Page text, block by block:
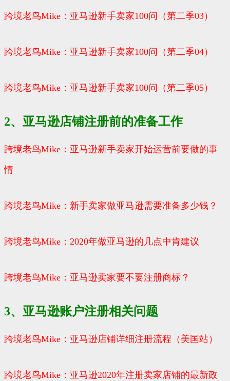
跨境老鸟Mike：亚马逊新手卖家100问（第二季03）
跨境老鸟Mike：亚马逊新手卖家100问（第二季04）
跨境老鸟Mike：亚马逊新手卖家100问（第二季05）
2、亚马逊店铺注册前的准备工作
跨境老鸟Mike：亚马逊新手卖家开始运营前要做的事
情
跨境老鸟Mike：新手卖家做亚马逊需要准备多少钱？
跨境老鸟Mike：2020年做亚马逊的几点中肯建议
跨境老鸟Mike：亚马逊卖家要不要注册商标？
3、亚马逊账户注册相关问题
跨境老鸟Mike：亚马逊店铺详细注册流程（美国站）
跨境老鸟Mike：亚马逊2020年注册卖家店铺的最新政